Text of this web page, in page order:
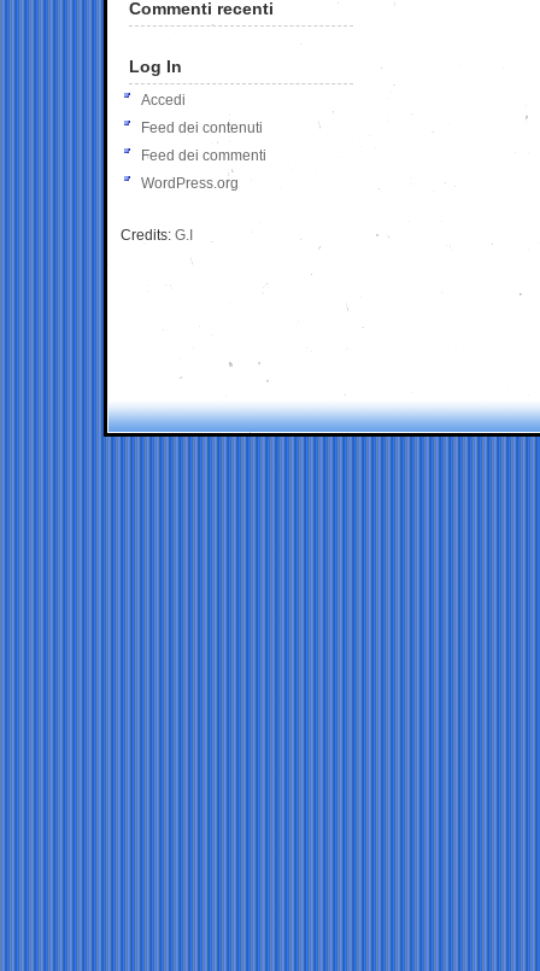
Commenti recenti
Log In
Accedi
Feed dei contenuti
Feed dei commenti
WordPress.org
Credits: G.I